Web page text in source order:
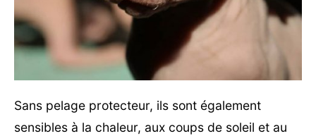
Sans pelage protecteur, ils sont également
sensibles à la chaleur, aux coups de soleil et au